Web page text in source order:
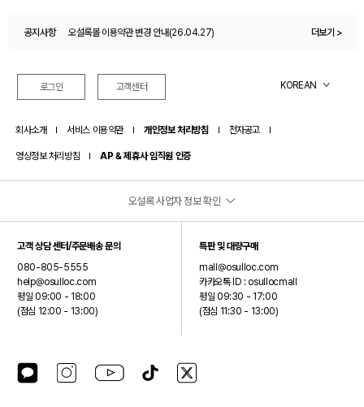
공지사항
오설록몰 이용약관 변경 안내(26.04.27)
더보기 >
로그인 고객센터 KOREAN
회사소개 서비스 이용약관 개인정보 처리방침 전자공고
영상정보 처리방침 AP & 제휴사 임직원 인증
오설록 사업자 정보 확인
(주)오설록
대표이사: 서혁제
주소: 제주특별자치도 서귀포시 안덕면 신화역사로 15 (오설록 티뮤지엄)
사업자등록번호: 390-87-01499
통신판매업신고번호: 2024-제주안덕-0075
(주)오설록은 오설록 브랜드를 제외한 입점 브랜드에 대해서는 통신판매중개자이며 통신판매의
당사자가 아닙니다.
고객 상담 센터/주문배송 문의
080-805-5555
help@osulloc.com
평일 09:00 - 18:00
(점심 12:00 - 13:00)
특판 및 대량구매
mall@osulloc.com
카카오톡 ID : osullocmall
평일 09:30 - 17:00
(점심 11:30 - 13:00)
카카오톡 플러스친구
인스타그램 유튜브 틱톡 X(구 트위터)